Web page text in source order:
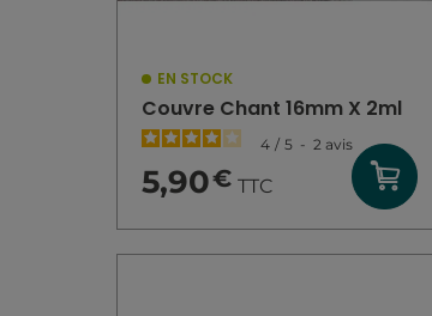
EN STOCK
Couvre Chant 16mm X 2ml
4 / 5 - 2avis
5,90€ TTC